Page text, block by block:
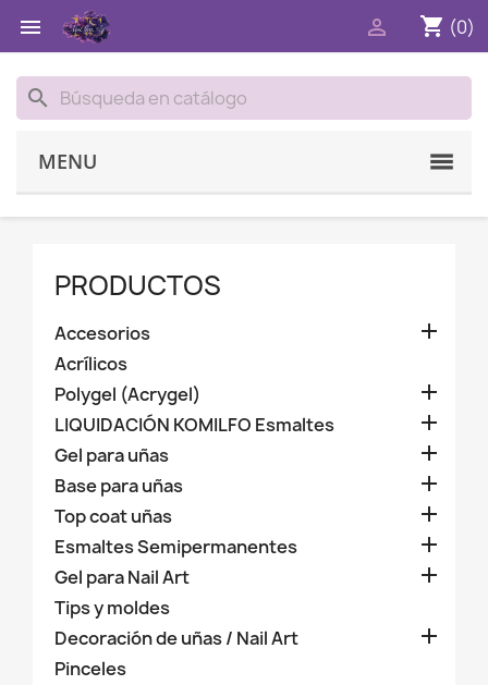
 shopping_cart (0)

search
MENU
PRODUCTOS
Accesorios 
Acrílicos
Polygel (Acrygel)

LIQUIDACIÓN KOMILFO Esmaltes 
Gel para uñas 
Base para uñas 
Top coat uñas 
Esmaltes Semipermanentes 
Gel para Nail Art 
Tips y moldes
Decoración de uñas / Nail Art

Pinceles